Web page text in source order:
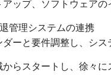
アップ、ソフトウェア
管理システムの連携
ダーと要件調整し、シ
らスタートし、徐々に